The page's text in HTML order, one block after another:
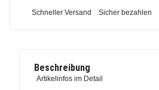
Schneller Versand Sicher bezahlen
Beschreibung
Artikelinfos im Detail